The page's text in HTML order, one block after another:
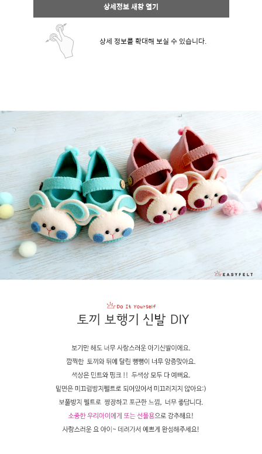
상세정보 새창 열기
상세 정보를 확대해 보실 수 있습니다.